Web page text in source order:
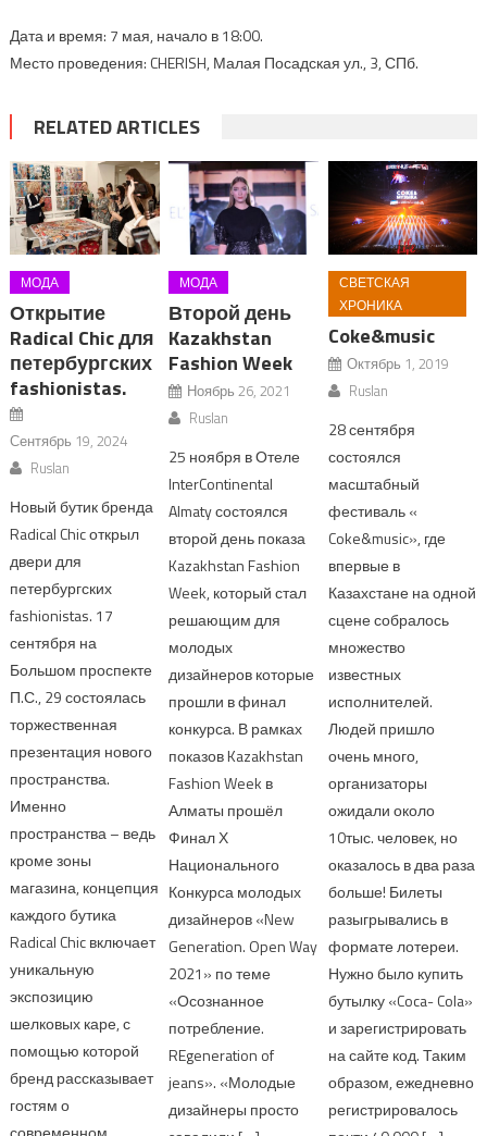
Дата и время: 7 мая, начало в 18:00.
Место проведения: CHERISH, Малая Посадская ул., 3, СПб.
RELATED ARTICLES
МОДА
Открытие
Radical Chic для
петербургских
fashionistas.
Сентябрь 19, 2024
Ruslan
Новый бутик бренда
Radical Chic открыл
двери для
петербургских
fashionistas. 17
сентября на
Большом проспекте
П.С., 29 состоялась
торжественная
презентация нового
пространства.
Именно
пространства – ведь
кроме зоны
магазина, концепция
каждого бутика
Radical Chic включает
уникальную
экспозицию
шелковых каре, с
помощью которой
бренд рассказывает
гостям о
МОДА
Второй день
Kazakhstan
Fashion Week
Ноябрь 26, 2021
Ruslan
25 ноября в Отеле
InterContinental
Almaty состоялся
второй день показа
Kazakhstan Fashion
Week, который стал
решающим для
молодых
дизайнеров которые
прошли в финал
конкурса. В рамках
показов Kazakhstan
Fashion Week в
Алматы прошёл
Финал Х
Национального
Конкурса молодых
дизайнеров «New
Generation. Open Way
2021» по теме
«Осознанное
потребление.
REgeneration of
jeans». «Молодые
дизайнеры просто
СВЕТСКАЯ
ХРОНИКА
Coke&music
Октябрь 1, 2019
Ruslan
28 сентября
состоялся
масштабный
фестиваль «
Coke&music», где
впервые в
Казахстане на одной
сцене собралось
множество
известных
исполнителей.
Людей пришло
очень много,
организаторы
ожидали около
10тыс. человек, но
оказалось в два раза
больше! Билеты
разыгрывались в
формате лотереи.
Нужно было купить
бутылку «Coca- Cola»
и зарегистрировать
на сайте код. Таким
образом, ежедневно
регистрировалось